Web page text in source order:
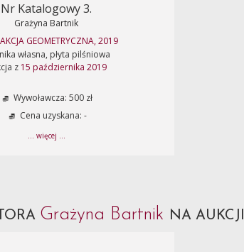
Nr Katalogowy 3.
Grażyna Bartnik
GEOMETRYCZNA, 2019
własna, płyta pilśniowa
z 15 października 2019
Wywoławcza: 500 zł
Cena uzyskana: -
... więcej ...
Grażyna Bartnik NA AUKCJI